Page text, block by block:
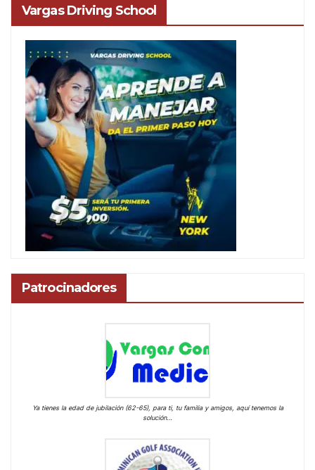
Vargas Driving School
Patrocinadores
Ya tienes la edad de jubilación (62-65), para ti, tu familia y amigos, aquí tenemos la
solución…